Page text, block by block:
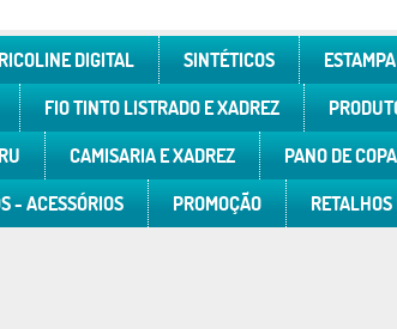
DIGITAL SINTÉTICOS
FIO TINTO LISTRADO E XADREZ
CAMISARIA E XADREZ PANO DE COPA
- ACESSÓRIOS
PROMOÇÃO